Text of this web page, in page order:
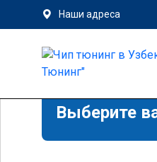
Наши адреса
Выберите